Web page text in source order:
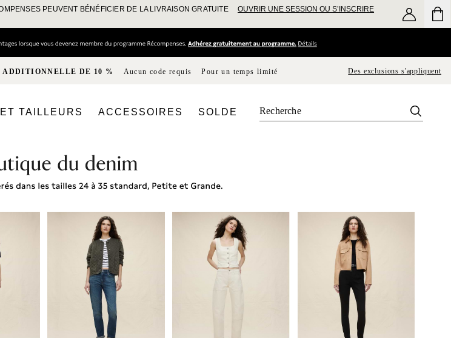
PEUVENT BÉNÉFICIER DE LA LIVRAISON GRATUITE
OUVRIR UNE SESSION OU S’INSCRIRE
ADDITIONNELLE DE 10 % Aucun code requis Pour un temps limité Des exclusions s'appliquent
TAILLEURS ACCESSOIRES SOLDE